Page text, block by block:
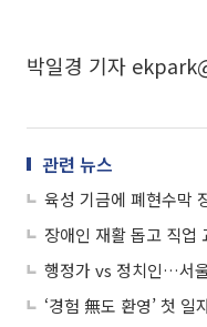
박일경 기자
관련 뉴스
장애인 재활 돕고 직업
행정가 vs 정치인…서
‘경험 無도 환영’ 첫 일